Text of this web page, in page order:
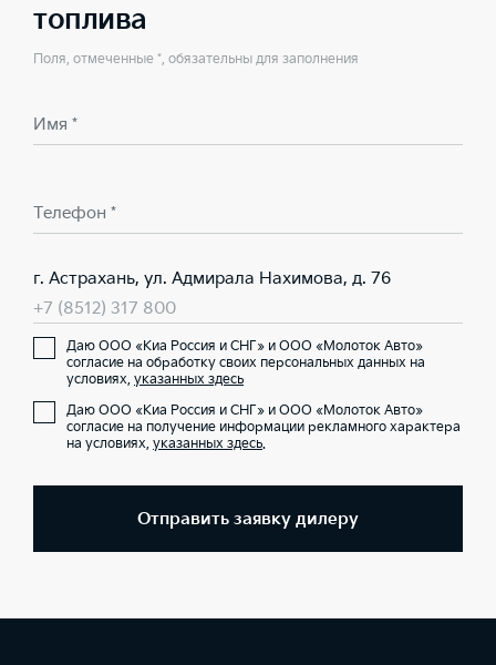
топлива
Поля, отмеченные *, обязательны для заполнения
Имя *
Телефон *
г. Астрахань, ул. Адмирала Нахимова, д. 76
+7 (8512) 317 800
Даю ООО «Киа Россия и СНГ» и ООО «Молоток Авто»
согласие на обработку своих персональных данных на
условиях, указанных здесь
Даю ООО «Киа Россия и СНГ» и ООО «Молоток Авто»
согласие на получение информации рекламного характера
на условиях, указанных здесь.
Отправить заявку дилеру